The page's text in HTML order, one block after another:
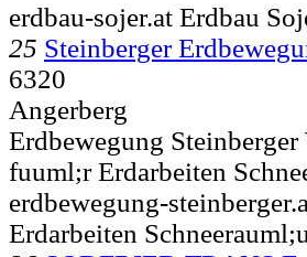
erdbau-sojer.at Erdbau
25 Steinberger
6320
Angerberg
Erdbewegung
fuuml;r Erdarbeiten
erdbewegung-
Erdarbeiten